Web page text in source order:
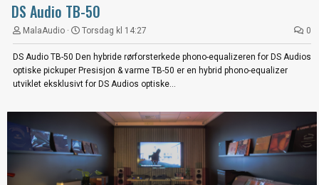
DS Audio TB-50
MalaAudio Torsdag kl 14:27 0
DS Audio TB-50 Den hybride rørforsterkede phono-equalizeren for DS Audios
optiske pickuper Presisjon & varme TB-50 er en hybrid phono-equalizer
utviklet eksklusivt for DS Audios optiske...